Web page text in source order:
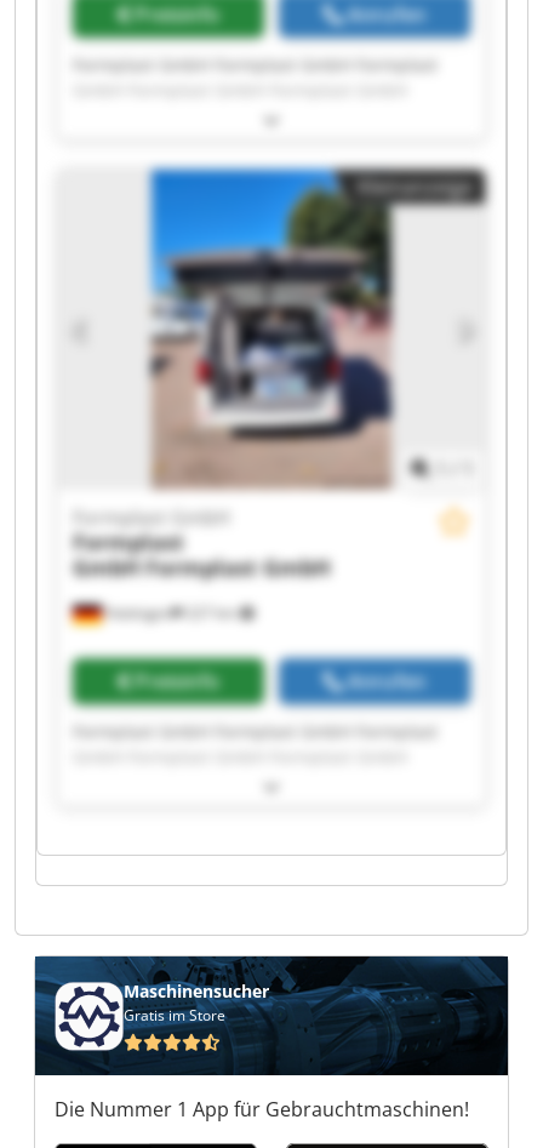
Preisinfo Anrufen
Formplast GmbH Formplast GmbH Formplast
Formplast GmbH Formplast GmbH Formplast
GmbH Formplast GmbH Formplast GmbH
Formplast GmbH Formplast GmbH Formplast
GmbH Formplast GmbH Formplast GmbH
Kleinanzeige
Hattingen 227 km
Formplast GmbH
Formplast
GmbH Formplast GmbH
Preisinfo Anrufen
Formplast GmbH Formplast GmbH Formplast
GmbH Formplast GmbH Formplast GmbH
Formplast GmbH Formplast GmbH Formplast
Maschinensucher
Gratis im Store
Die Nummer 1 App für Gebrauchtmaschinen!